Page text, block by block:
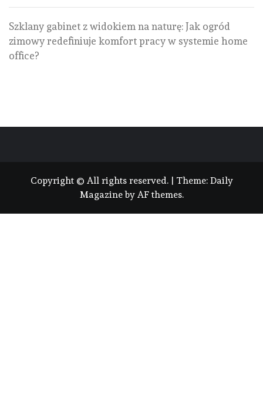
Szklany gabinet z widokiem na naturę: Jak ogród
zimowy redefiniuje komfort pracy w systemie home
office?
Copyright © All rights reserved. | Theme: Daily
Magazineby AF themes.